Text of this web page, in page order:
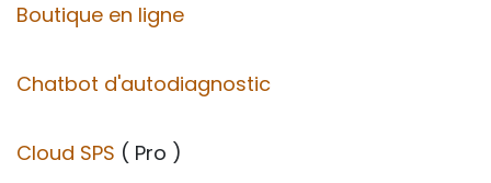
Boutique en ligne
Chatbot d'autodiagnostic
Cloud SPS ( Pro )